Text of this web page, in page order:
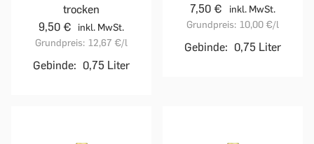
trocken
9,50 €
inkl. MwSt.
Grundpreis: 12,67 €/l
Gebinde: 0,75 Liter
7,50 €
inkl. MwSt.
Grundpreis: 10,00 €/l
Gebinde: 0,75 Liter